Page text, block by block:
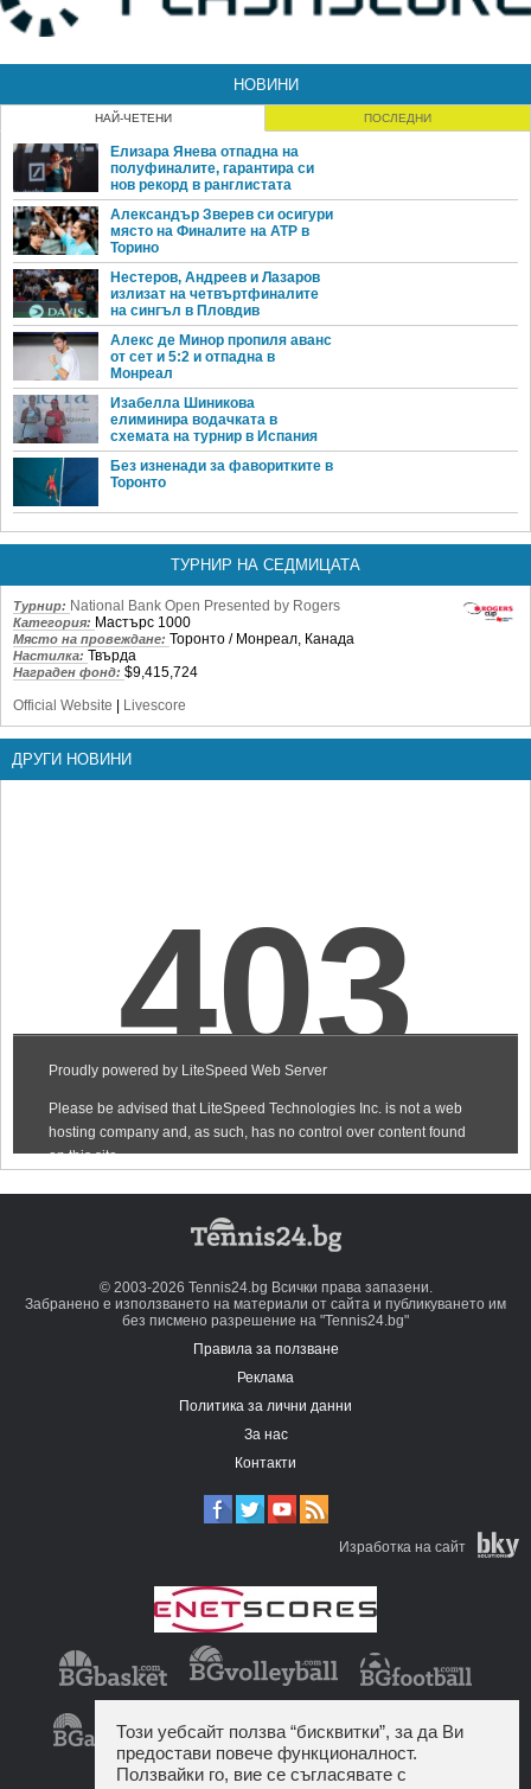
НОВИНИ
НАЙ-ЧЕТЕНИ ПОСЛЕДНИ
Елизара Янева отпадна на
полуфиналите, гарантира си
нов рекорд в ранглистата
Александър Зверев си осигури
място на Финалите на ATP в
Торино
Нестеров, Андреев и Лазаров
излизат на четвъртфиналите
на сингъл в Пловдив
Алекс де Минор пропиля аванс
от сет и 5:2 и отпадна в
Монреал
Изабелла Шиникова
елиминира водачката в
схемата на турнир в Испания
Без изненади за фаворитките в
Торонто
ТУРНИР НА СЕДМИЦАТА
Турнир: National Bank Open Presented by Rogers
Категория: Мастърс 1000
Място на провеждане: Торонто / Монреал, Канада
Настилка: Твърда
Награден фонд: $9,415,724
Official Website | Livescore
ДРУГИ НОВИНИ
© 2003-2026 Tennis24.bg Всички права запазени.
Забранено е използването на материали от сайта и публикуването им
без писмено разрешение на "Tennis24.bg"
Правила за ползване
Реклама
Политика за лични данни
За нас
Контакти
Изработка на сайт
Този уебсайт ползва “бисквитки”, за да Ви
предостави повече функционалност.
Ползвайки го, вие се съгласявате с